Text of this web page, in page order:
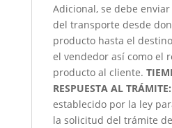
Adicional, se debe enviar
del transporte desde
producto hasta el
el vendedor así como el
producto al cliente.
RESPUESTA AL TRÁMITE:
establecido por la ley
la solicitud del trámite